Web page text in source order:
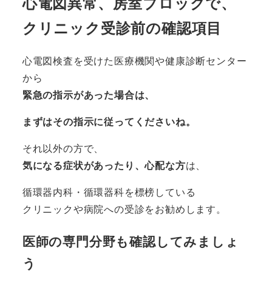
心電図異常、 房室ブロックで、
クリニック受診前の確認項目
心電図検査を受けた医療機関や健康診断センター
から
緊急の指示があった場合は、
まずはその指示に従ってくださいね。
それ以外の方で、
気になる症状があったり、心配な方は、
循環器内科・循環器科を標榜している
クリニックや病院への受診をお勧めします。
医師の専門分野も確認してみましょ
う